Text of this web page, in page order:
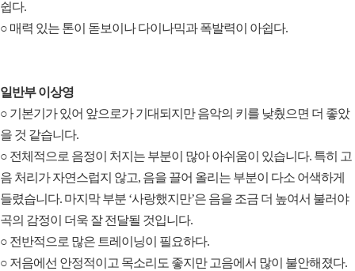
쉽다.
○ 매력 있는 톤이 돋보이나 다이나믹과 폭발력이 아쉽다.
일반부 이상영
○ 기본기가 있어 앞으로가 기대되지만 음악의 키를 낮췄으면 더 좋았
을 것 같습니다.
○ 전체적으로 음정이 처지는 부분이 많아 아쉬움이 있습니다. 특히 고
음 처리가 자연스럽지 않고, 음을 끌어 올리는 부분이 다소 어색하게
들렸습니다. 마지막 부분 ‘사랑했지만’은 음을 조금 더 높여서 불러야
곡의 감정이 더욱 잘 전달될 것입니다.
○ 전반적으로 많은 트레이닝이 필요하다.
○ 저음에선 안정적이고 목소리도 좋지만 고음에서 많이 불안해졌다.